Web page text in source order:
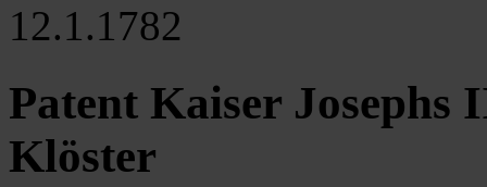
12.1.1782
Patent Kaiser Josephs
Klöster